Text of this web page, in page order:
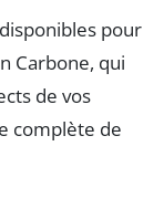
pour
Carbone, qui
de vos
complète de